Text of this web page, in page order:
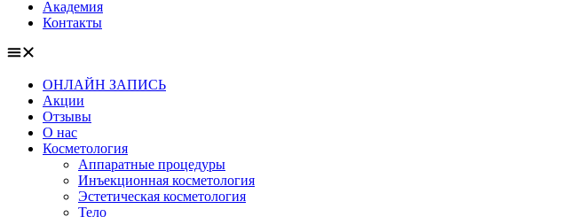
Академия
Контакты
ОНЛАЙН ЗАПИСЬ
Акции
Отзывы
О нас
Косметология
Аппаратные процедуры
Инъекционная косметология
Эстетическая косметология
Тело